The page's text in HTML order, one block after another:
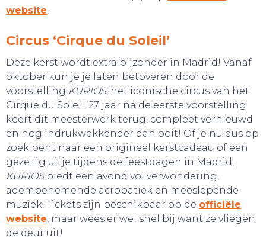
website
Circus ‘Cirque du Soleil’
Deze kerst wordt extra bijzonder in Madrid! Vanaf
oktober kun je je laten betoveren door de
voorstelling KURIOS, het iconische circus van het
Cirque du Soleil. 27 jaar na de eerste voorstelling
keert dit meesterwerk terug, compleet vernieuwd
en nog indrukwekkender dan ooit! Of je nu dus op
zoek bent naar een origineel kerstcadeau of een
gezellig uitje tijdens de feestdagen in Madrid,
KURIOSbiedt een avond vol verwondering,
adembenemende acrobatiek en meeslepende
muziek. Tickets zijn beschikbaar op de officiële
website , maar wees er wel snel bij want ze vliegen
de deur uit!